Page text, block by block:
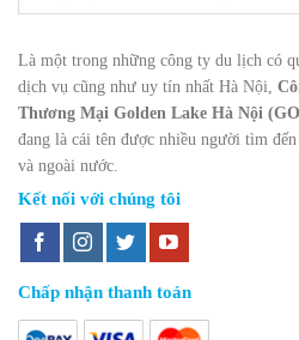
Là một trong những công ty du lịch có
dịch vụ cũng như uy tín nhất Hà Nội,
Thương Mại Golden Lake Hà Nội
đang là cái tên được nhiều người tìm
và ngoài nước.
Kết nối với chúng tôi
Chấp nhận thanh toán